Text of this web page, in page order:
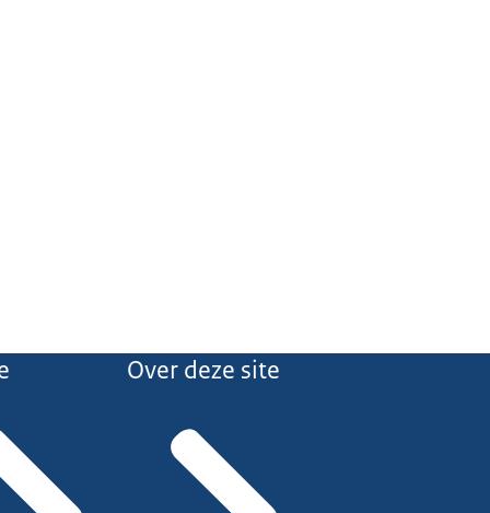
Over deze site